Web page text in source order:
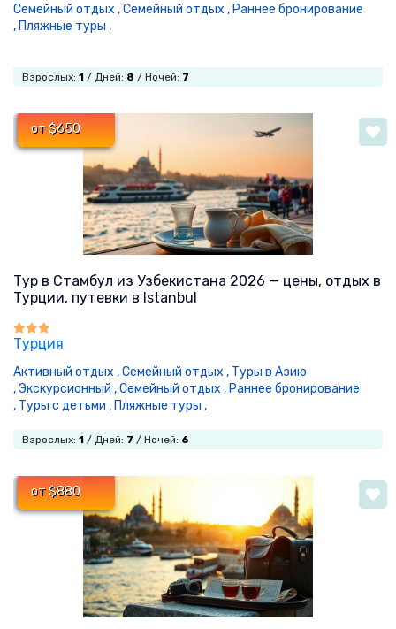
Семейный отдых ,Семейный отдых , Раннее бронирование
, Пляжные туры ,
Взрослых: 1 / Дней: 8 / Ночей: 7
от $650
Тур в Стамбул из Узбекистана 2026 — цены, отдых в
Турции, путевки в Istanbul
Турция
Активный отдых ,Семейный отдых , Туры в Азию
,Экскурсионный ,Семейный отдых , Раннее бронирование
, Туры с детьми , Пляжные туры ,
Взрослых: 1 / Дней: 7 / Ночей: 6
от $880